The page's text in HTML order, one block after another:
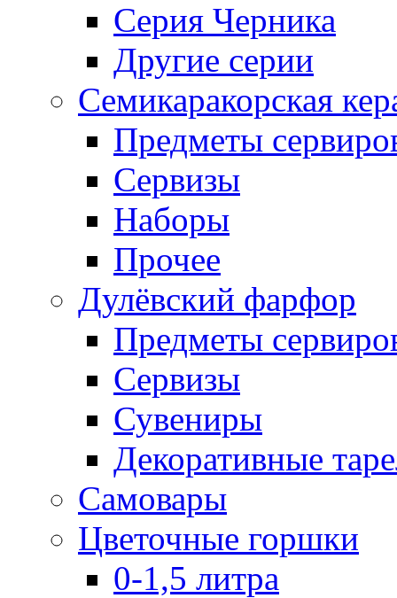
Серия Черника
Другие серии
Семикаракорская
Предметы
Сервизы
Наборы
Прочее
Дулёвский фарфор
Предметы
Сервизы
Сувениры
Декоративные
Самовары
Цветочные горшки
0-1,5 литра